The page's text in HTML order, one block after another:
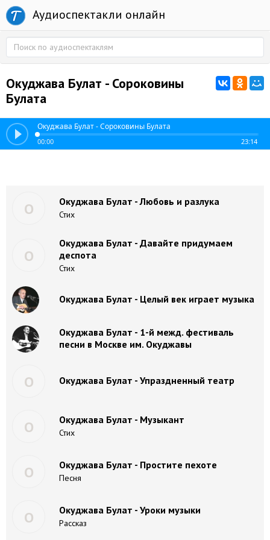
Аудиоспектакли онлайн
Окуджава Булат - Сороковины
Булата
Окуджава Булат - Сороковины Булата
00:00 23:14
О Окуджава Булат - Любовь и разлука
Стих
О
Окуджава Булат - Давайте придумаем
деспота
Стих
Окуджава Булат - Целый век играет музыка
Окуджава Булат - 1-й межд. фестиваль
песни в Москве им. Окуджавы
О Окуджава Булат - Упраздненный театр
О Окуджава Булат - Музыкант
Стих
О Окуджава Булат - Простите пехоте
Песня
О Окуджава Булат - Уроки музыки
Рассказ